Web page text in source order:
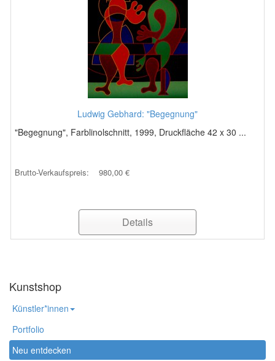
Ludwig Gebhard: "Begegnung"
"Begegnung", Farblinolschnitt, 1999, Druckfläche 42 x 30 ...
Brutto-Verkaufspreis: 980,00 €
Details
Kunstshop
Künstler*innen
Portfolio
Neu entdecken